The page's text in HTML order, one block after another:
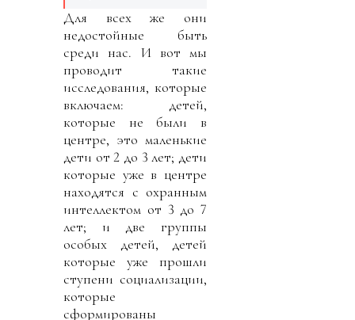
Для всех же они
недостойные быть
среди нас. И вот мы
проводит такие
исследования, которые
включаем: детей,
которые не были в
центре, это маленькие
дети от 2 до 3 лет; дети
которые уже в центре
находятся с охранным
интеллектом от 3 до 7
лет; и две группы
особых детей, детей
которые уже прошли
ступени социализации,
которые
сформированы